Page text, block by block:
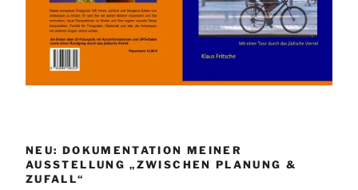
NEU: DOKUMENTATION MEINER
AUSSTELLUNG „ZWISCHEN PLANUNG &
ZUFALL“